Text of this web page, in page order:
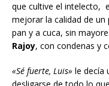
que cultive el intelecto,
mejorar la calidad de
pan y a cuca, sin
Rajoy, con condenas y
«Sé fuerte, Luis» le decía